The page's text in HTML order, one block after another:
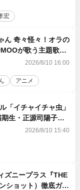
宏
ん 奇々怪々！オラの
が歌う主題歌
禁
2026/8/10 16:00
アニメ
「イチャイチャ虫」
期生・正源司陽子
2026/8/10 15:40
ズニープラス『THE
ショット）徹底ガイ